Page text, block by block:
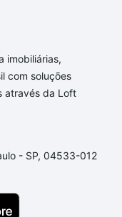
imobiliárias,
com soluções
através da Loft
- SP, 04533-012